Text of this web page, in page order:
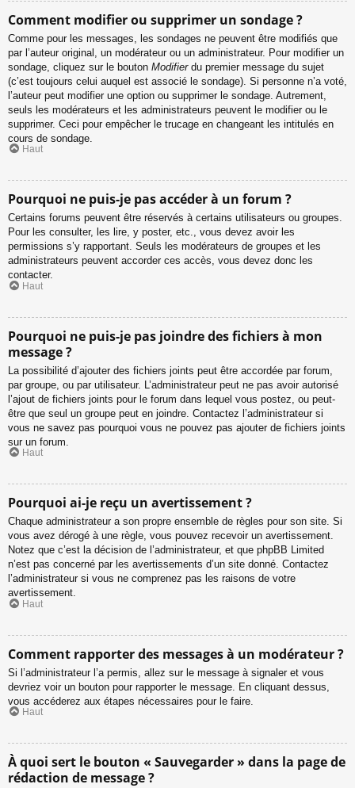
Comment modifier ou supprimer un sondage ?
Comme pour les messages, les sondages ne peuvent être modifiés que
par l’auteur original, un modérateur ou un administrateur. Pour modifier un
sondage, cliquez sur le bouton Modifierdu premier message du sujet
(c’est toujours celui auquel est associé le sondage). Si personne n’a voté,
l’auteur peut modifier une option ou supprimer le sondage. Autrement,
seuls les modérateurs et les administrateurs peuvent le modifier ou le
supprimer. Ceci pour empêcher le trucage en changeant les intitulés en
cours de sondage.
Haut
Pourquoi ne puis-je pas accéder à un forum ?
Certains forums peuvent être réservés à certains utilisateurs ou groupes.
Pour les consulter, les lire, y poster, etc., vous devez avoir les
permissions s’y rapportant. Seuls les modérateurs de groupes et les
administrateurs peuvent accorder ces accès, vous devez donc les
contacter.
Haut
Pourquoi ne puis-je pas joindre des fichiers à mon
message ?
La possibilité d’ajouter des fichiers joints peut être accordée par forum,
par groupe, ou par utilisateur. L’administrateur peut ne pas avoir autorisé
l’ajout de fichiers joints pour le forum dans lequel vous postez, ou peut-
être que seul un groupe peut en joindre. Contactez l’administrateur si
vous ne savez pas pourquoi vous ne pouvez pas ajouter de fichiers joints
sur un forum.
Haut
Pourquoi ai-je reçu un avertissement ?
Chaque administrateur a son propre ensemble de règles pour son site. Si
vous avez dérogé à une règle, vous pouvez recevoir un avertissement.
Notez que c’est la décision de l’administrateur, et que phpBB Limited
n’est pas concerné par les avertissements d’un site donné. Contactez
l’administrateur si vous ne comprenez pas les raisons de votre
avertissement.
Haut
Comment rapporter des messages à un modérateur ?
Si l’administrateur l’a permis, allez sur le message à signaler et vous
devriez voir un bouton pour rapporter le message. En cliquant dessus,
vous accéderez aux étapes nécessaires pour le faire.
Haut
À quoi sert le bouton « Sauvegarder » dans la page de
rédaction de message ?